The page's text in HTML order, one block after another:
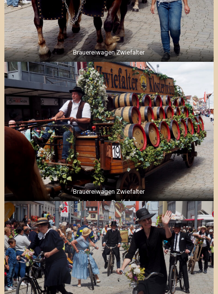
Brauereiwagen Zwiefalter
Brauereiwagen Zwiefalter
historische Radfahrer